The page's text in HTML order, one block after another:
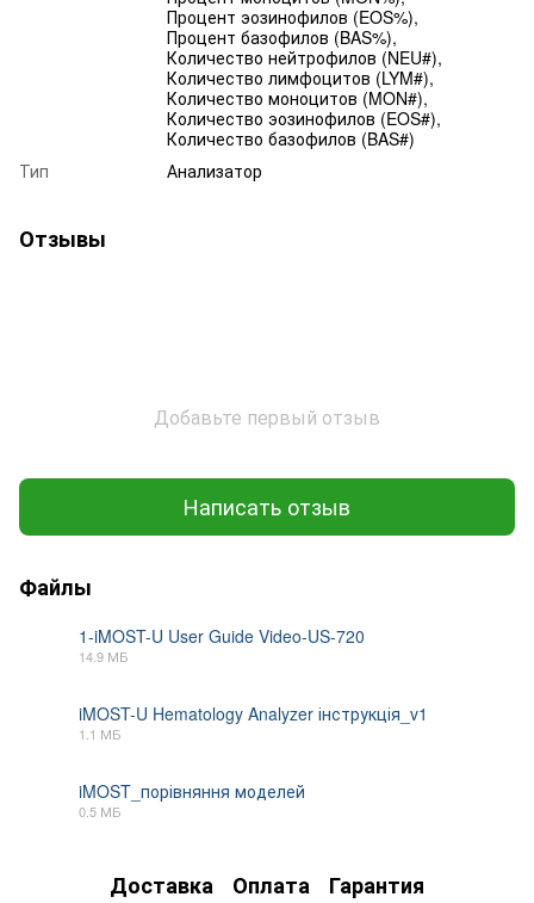
Процент эозинофилов (EOS%),
Процент базофилов (BAS%),
Количество нейтрофилов (NEU#),
Количество лимфоцитов (LYM#),
Количество моноцитов (MON#),
Количество эозинофилов (EOS#),
Количество базофилов (BAS#)
Тип
Анализатор
Отзывы
Добавьте первый отзыв
Написать отзыв
Файлы
1-iMOST-U User Guide Video-US-720
14.9 МБ
iMOST-U Hematology Analyzer інструкція_v1
1.1 МБ
iMOST_порівняння моделей
0.5 МБ
Доставка Оплата Гарантия